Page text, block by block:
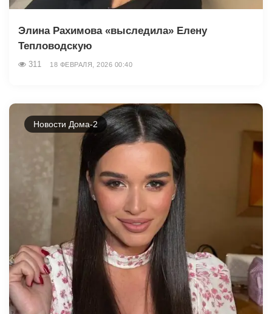
Элина Рахимова «выследила» Елену
Тепловодскую
311 18 ФЕВРАЛЯ, 2026 00:40
Новости Дома-2